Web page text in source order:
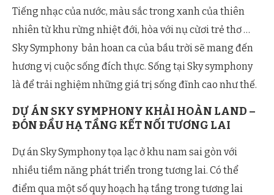
Tiếng nhạc của nước, màu sắc trong xanh của thiên
nhiên từ khu rừng nhiệt đới, hòa với nụ cừơi trẻ thơ …
Sky Symphony bản hoan ca của bầu trời sẽ mang đến
hương vị cuộc sống đích thực. Sống tại Sky symphony
là để trải nghiệm những giá trị sống đĩnh cao như thế.
DỰ ÁN SKY SYMPHONY KHẢI HOÀN LAND –
ĐÓN ĐẦU HẠ TẦNG KẾT NỐI TƯƠNG LAI
Dự án Sky Symphony tọa lạc ở khu nam sai gòn với
nhiều tiềm năng phát triển trong tương lai. Có thể
điểm qua một số quy hoạch hạ tầng trong tương lai